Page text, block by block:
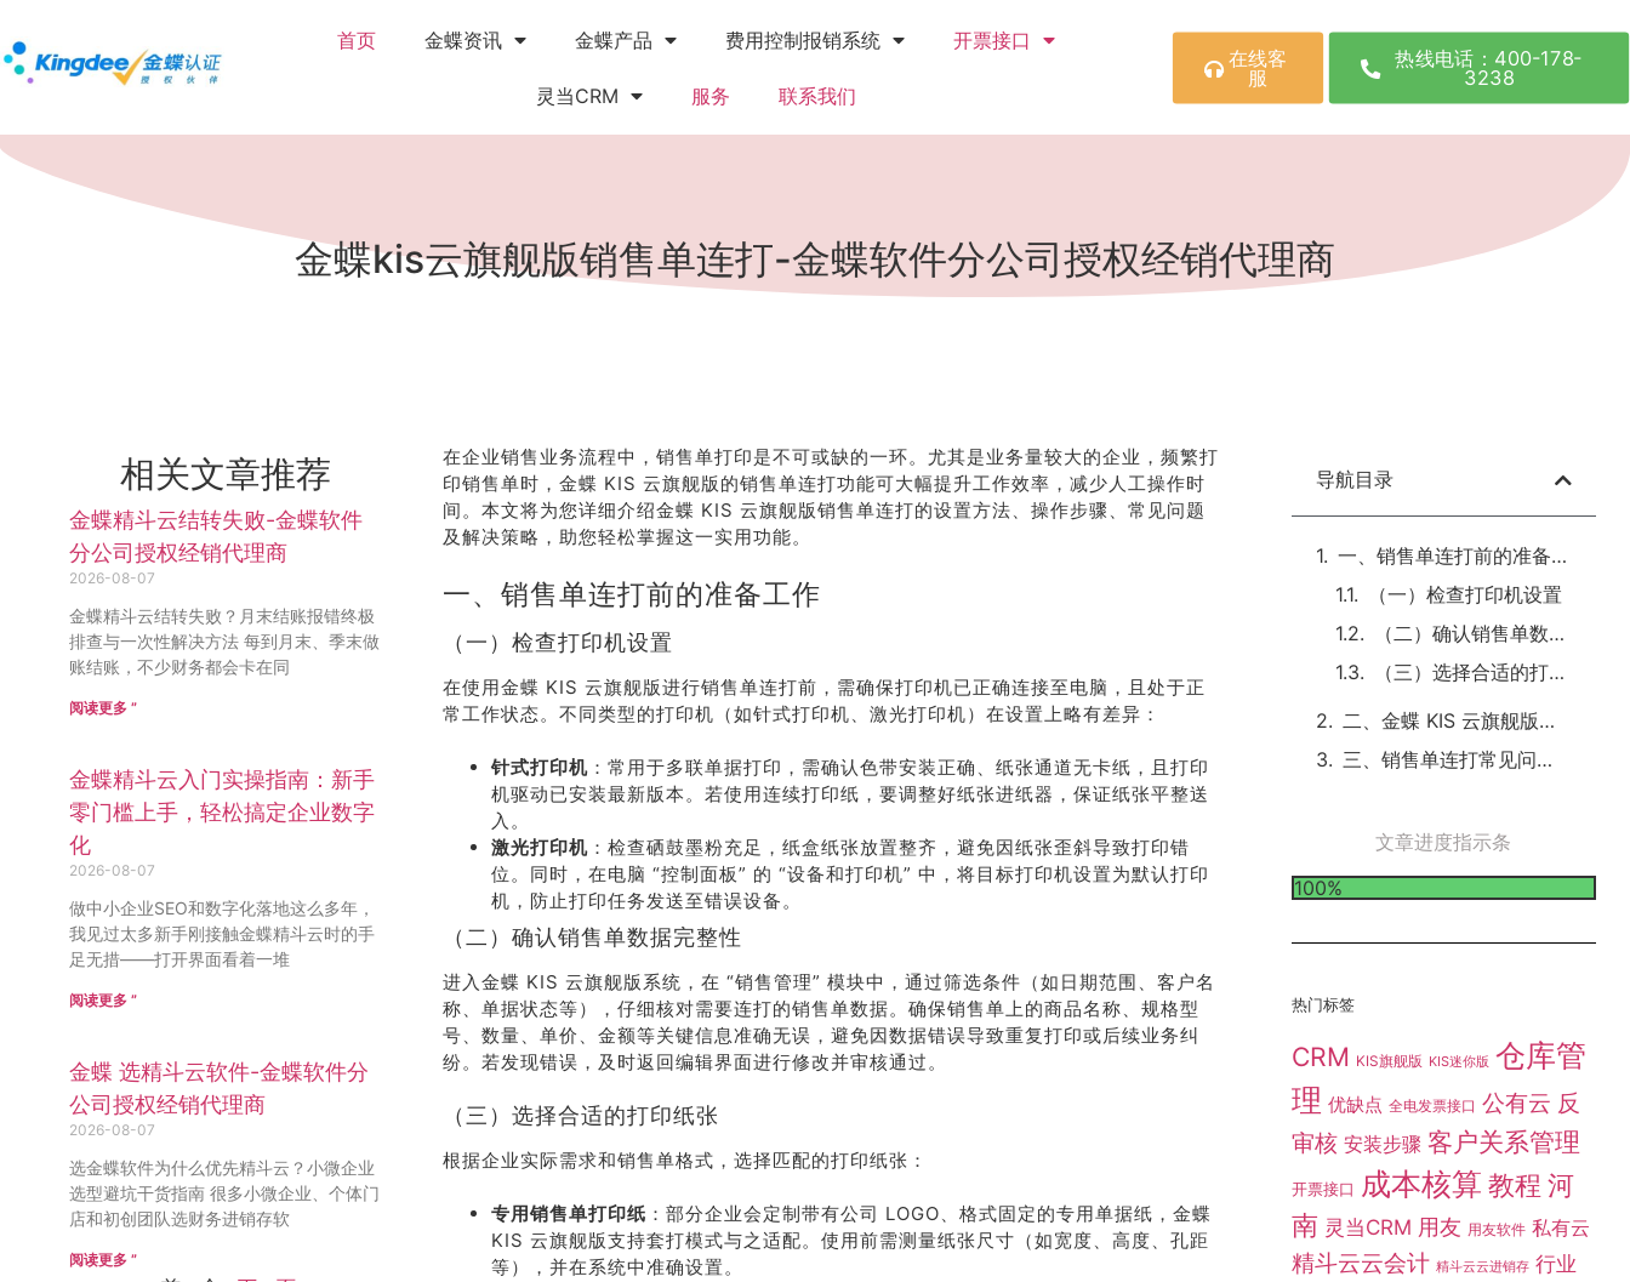
首页 金蝶资讯 金蝶产品 费用控制报销系统 开票接口
灵当CRM 服务 联系我们
在线客
服
热线电话：400-178-
3238
金蝶kis云旗舰版销售单连打-金蝶软件分公司授权经销代理商
相关文章推荐
金蝶精斗云结转失败-金蝶软件
分公司授权经销代理商
2026-08-07
金蝶精斗云结转失败？月末结账报错终极
排查与一次性解决方法 每到月末、季末做
账结账，不少财务都会卡在同
阅读更多 ”
金蝶精斗云入门实操指南：新手
零门槛上手，轻松搞定企业数字
化
2026-08-07
做中小企业SEO和数字化落地这么多年，
我见过太多新手刚接触金蝶精斗云时的手
足无措——打开界面看着一堆
阅读更多 ”
金蝶 选精斗云软件-金蝶软件分
公司授权经销代理商
2026-08-07
选金蝶软件为什么优先精斗云？小微企业
选型避坑干货指南 很多小微企业、个体门
店和初创团队选财务进销存软
阅读更多 ”
在企业销售业务流程中，销售单打印是不可或缺的一环。尤其是业务量较大的企业，频繁打
印销售单时，金蝶 KIS 云旗舰版的销售单连打功能可大幅提升工作效率，减少人工操作时
间。本文将为您详细介绍金蝶 KIS 云旗舰版销售单连打的设置方法、操作步骤、常见问题
及解决策略，助您轻松掌握这一实用功能。
一、销售单连打前的准备工作
（一）检查打印机设置
在使用金蝶 KIS 云旗舰版进行销售单连打前，需确保打印机已正确连接至电脑，且处于正
常工作状态。不同类型的打印机（如针式打印机、激光打印机）在设置上略有差异：
针式打印机：常用于多联单据打印，需确认色带安装正确、纸张通道无卡纸，且打印
机驱动已安装最新版本。若使用连续打印纸，要调整好纸张进纸器，保证纸张平整送
入。
激光打印机：检查硒鼓墨粉充足，纸盒纸张放置整齐，避免因纸张歪斜导致打印错
位。同时，在电脑 “控制面板” 的 “设备和打印机” 中，将目标打印机设置为默认打印
机，防止打印任务发送至错误设备。
（二）确认销售单数据完整性
进入金蝶 KIS 云旗舰版系统，在 “销售管理” 模块中，通过筛选条件（如日期范围、客户名
称、单据状态等），仔细核对需要连打的销售单数据。确保销售单上的商品名称、规格型
号、数量、单价、金额等关键信息准确无误，避免因数据错误导致重复打印或后续业务纠
纷。若发现错误，及时返回编辑界面进行修改并审核通过。
（三）选择合适的打印纸张
根据企业实际需求和销售单格式，选择匹配的打印纸张：
专用销售单打印纸 ：部分企业会定制带有公司 LOGO、格式固定的专用单据纸，金蝶
KIS 云旗舰版支持套打模式与之适配。使用前需测量纸张尺寸（如宽度、高度、孔距
等），并在系统中准确设置。
导航目录
一、销售单连打前的准备工作
（一）检查打印机设置
（二）确认销售单数据完整性
（三）选择合适的打印纸张
二、金蝶 KIS 云旗舰版销售单连打操作步骤
三、销售单连打常见问题及解决方法
文章进度指示条
100%
热门标签
CRM KIS旗舰版 KIS迷你版 仓库管
理 优缺点 全电发票接口 公有云 反
审核 安装步骤 客户关系管理
开票接口 成本核算 教程 河
南 灵当CRM 用友 用友软件 私有云
精斗云云会计 精斗云云进销存 行业